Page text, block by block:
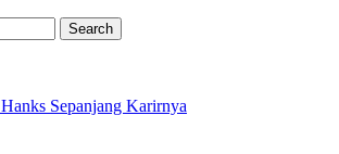
Sepanjang Karirnya